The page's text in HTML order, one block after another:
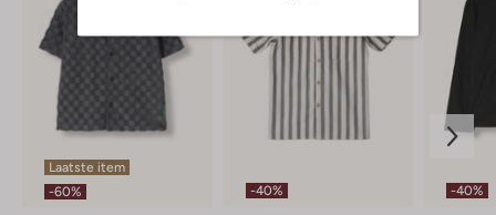
Laatste item
-60%
-40% -40%